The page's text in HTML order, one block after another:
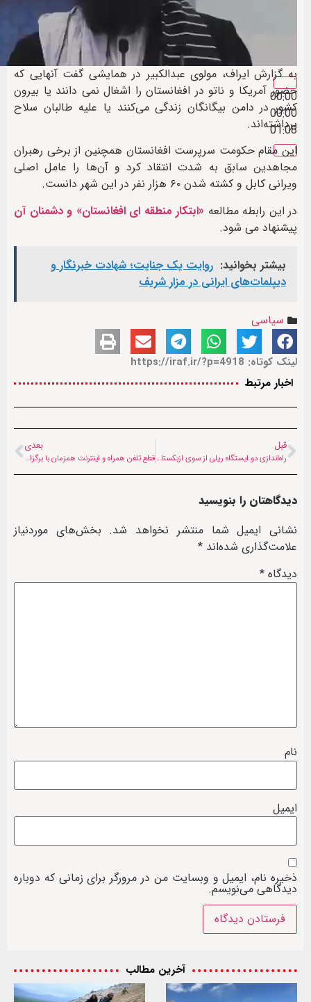
00:00
00:00
01:08
به گزارش ایراف، مولوی عبدالکبیر در همایشی گفت آنهایی که
حضور آمریکا و ناتو در افغانستان را اشغال نمی دانند یا بیرون
کشور در دامن بیگانگان زندگی می‌کنند یا علیه طالبان سلاح
برداشته‌اند.
این مقام حکومت سرپرست افغانستان همچنین از برخی رهبران
مجاهدین سابق به شدت انتقاد کرد و آن‌ها را عامل اصلی
ویرانی کابل و کشته شدن ۶۰ هزار نفر در این شهر دانست.
در این رابطه مطالعه «ابتکار منطقه ای افغانستان» و دشمنان آن
پیشنهاد می شود.
بیشتر بخوانید: روایت یک جنایت؛ شهادت خبرنگار و
دیپلمات‌های ایرانی در مزار شریف
سیاسی
لینک کوتاه: https://iraf.ir/?p=4918
اخبار مرتبط
قبل
راه‌اندازی دو ایستگاه ریلی از سوی ازبکستان در ولایت بلخ
بعدی
قطع تلفن همراه و اینترنت همزمان با برگزاری انتخابات پارلمانی در پاکستان
دیدگاهتان را بنویسید
نشانی ایمیل شما منتشر نخواهد شد. بخش‌های موردنیاز
علامت‌گذاری شده‌اند *
دیدگاه *
نام
ایمیل
ذخیره نام، ایمیل و وبسایت من در مرورگر برای زمانی که دوباره
دیدگاهی می‌نویسم.
آخرین مطالب